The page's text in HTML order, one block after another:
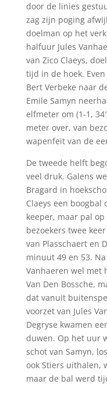
door de linies
zag zijn poging
doelman op het
halfuur Jules
van Zico Claeys,
tijd in de hoek.
Bert Verbeke naar
Emile Samyn
elfmeter om (1-1,
meter over, van
wapenfeit van de
De tweede helft
veel druk. Galens
Bragard in
Claeys een boogbal
keeper, maar pal
bezoekers twee
van Plasschaert en
minuut 49 en 53.
Vanhaeren wel met
Van Den Bossche,
dat vanuit
voorzet van Jules
Degryse kwamen
duwen. Op het uur
schot van Samyn,
ook Stiers uithalen,
maar de bal werd